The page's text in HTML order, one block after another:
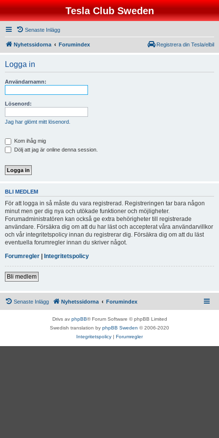
Tesla Club Sweden
Senaste Inlägg
Nyhetssidorna Forumindex Registrera din Tesla/elbil
Logga in
Användarnamn:
Lösenord:
Jag har glömt mitt lösenord.
Kom ihåg mig
Dölj att jag är online denna session.
BLI MEDLEM
För att logga in så måste du vara registrerad. Registreringen tar bara någon
minut men ger dig nya och utökade funktioner och möjligheter.
Forumadministratören kan också ge extra behörigheter till registrerade
användare. Försäkra dig om att du har läst och accepterat våra användarvillkor
och vår integritetspolicy innan du registrerar dig. Försäkra dig om att du läst
eventuella forumregler innan du skriver något.
Forumregler | Integritetspolicy
Bli medlem
Senaste Inlägg Nyhetssidorna Forumindex
Drivs av phpBB® Forum Software © phpBB Limited
Swedish translation by phpBB Sweden © 2006-2020
Integritetspolicy | Forumregler